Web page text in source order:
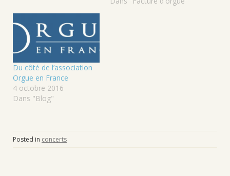
Du côté de l’association
Orgue en France
4 octobre 2016
Dans "Blog"
Posted in concerts